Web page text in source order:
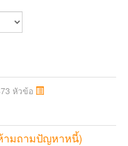
หัวข้อ
ามถามปัญหาหนี้)